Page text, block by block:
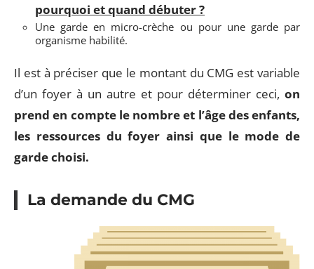
pourquoi et quand débuter ?
Une garde en micro-crèche ou pour une garde par
organisme habilité.
Il est à préciser que le montant du CMG est variable
d’un foyer à un autre et pour déterminer ceci, on
prend en compte le nombre et l’âge des enfants,
les ressources du foyer ainsi que le mode de
garde choisi.
La demande du CMG